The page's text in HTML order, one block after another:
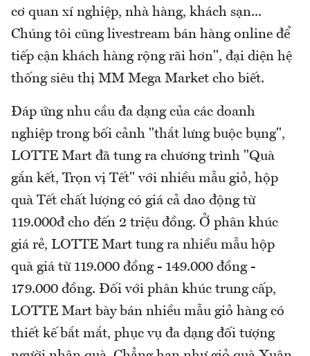
cơ quan xí nghiệp, nhà hàng, khách sạn...
Chúng tôi cũng livestream bán hàng online để
tiếp cận khách hàng rộng rãi hơn", đại diện hệ
thống siêu thị MM Mega Market cho biết.
Đáp ứng nhu cầu đa dạng của các doanh
nghiệp trong bối cảnh "thắt lưng buộc bụng",
LOTTE Mart đã tung ra chương trình "Quà
gắn kết, Trọn vị Tết" với nhiều mẫu giỏ, hộp
quà Tết chất lượng có giá cả dao động từ
119.000đ cho đến 2 triệu đồng. Ở phân khúc
giá rẻ, LOTTE Mart tung ra nhiều mẫu hộp
quà giá từ 119.000 đồng - 149.000 đồng -
179.000 đồng. Đối với phân khúc trung cấp,
LOTTE Mart bày bán nhiều mẫu giỏ hàng có
thiết kế bắt mắt, phục vụ đa dạng đối tượng